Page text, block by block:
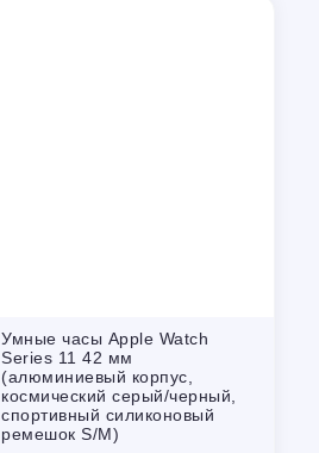
Умные часы Apple Watch
Series 11 42 мм
(алюминиевый корпус,
космический серый/черный,
спортивный силиконовый
ремешок S/M)